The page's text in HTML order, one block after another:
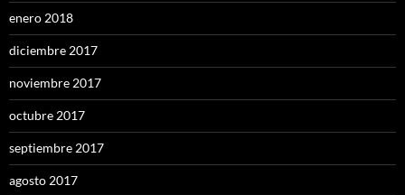
enero 2018
diciembre 2017
noviembre 2017
octubre 2017
septiembre 2017
agosto 2017